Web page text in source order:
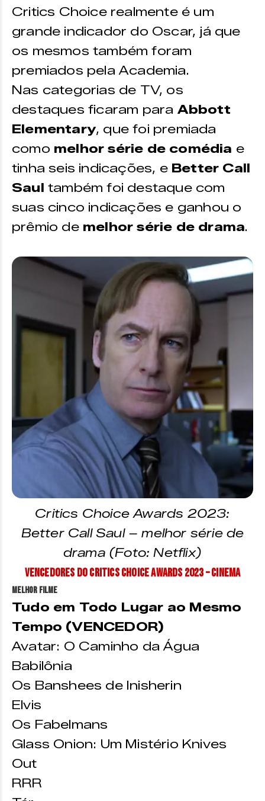
Critics Choice realmente é um
grande indicador do Oscar, já que
os mesmos também foram
premiados pela Academia.
Nas categorias de TV, os
destaques ficaram para Abbott
Elementary, que foi premiada
como melhor série de comédia e
tinha seis indicações, eBetter Call
Saul também foi destaque com
suas cinco indicações e ganhou o
prêmio de melhor série de drama.
Critics Choice Awards 2023:
Better Call Saul – melhor série de
drama (Foto: Netflix)
Vencedores do Critics Choice Awards 2023 – Cinema
Melhor Filme
Tudo em Todo Lugar ao Mesmo
Tempo (VENCEDOR)
Avatar: O Caminho da Água
Babilônia
Os Banshees de Inisherin
Elvis
Os Fabelmans
Glass Onion: Um Mistério Knives
Out
RRR